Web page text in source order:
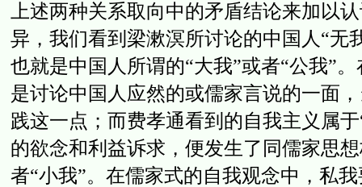
上述两种关系取向中的矛盾结论来加以
异，我们看到梁漱溟所讨论的中国人“无
也就是中国人所谓的“大我”或者“公我”
是讨论中国人应然的或儒家言说的一面
践这一点；而费孝通看到的自我主义属
的欲念和利益诉求，便发生了同儒家思
者“小我”。在儒家式的自我观念中，私